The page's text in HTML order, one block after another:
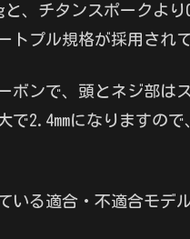
、チタンスポークより
トプル規格が採用され
ボンで、頭とネジ部は
で2.4mmになりますの
いる適合・不適合モデ